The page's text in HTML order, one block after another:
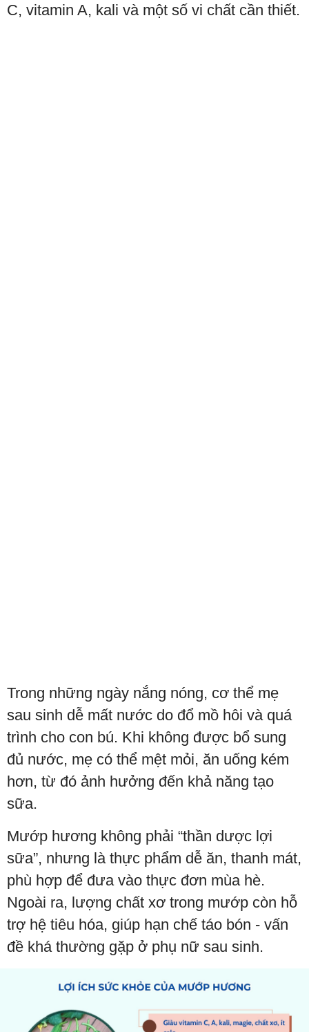
C, vitamin A, kali và một số vi chất cần thiết.
Trong những ngày nắng nóng, cơ thể mẹ
sau sinh dễ mất nước do đổ mồ hôi và quá
trình cho con bú. Khi không được bổ sung
đủ nước, mẹ có thể mệt mỏi, ăn uống kém
hơn, từ đó ảnh hưởng đến khả năng tạo
sữa.
Mướp hương không phải “thần dược lợi
sữa”, nhưng là thực phẩm dễ ăn, thanh mát,
phù hợp để đưa vào thực đơn mùa hè.
Ngoài ra, lượng chất xơ trong mướp còn hỗ
trợ hệ tiêu hóa, giúp hạn chế táo bón - vấn
đề khá thường gặp ở phụ nữ sau sinh.